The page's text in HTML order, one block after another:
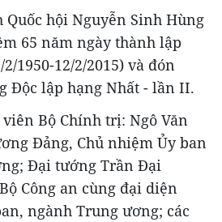
Quốc hội Nguyễn Sinh Hùng
65 năm ngày thành lập
1950-12/2/2015) và đón
Độc lập hạng Nhất - lần II.
viên Bộ Chính trị: Ngô Văn
Đảng, Chủ nhiệm Ủy ban
Đại tướng Trần Đại
Công an cùng đại diện
ngành Trung ương; các